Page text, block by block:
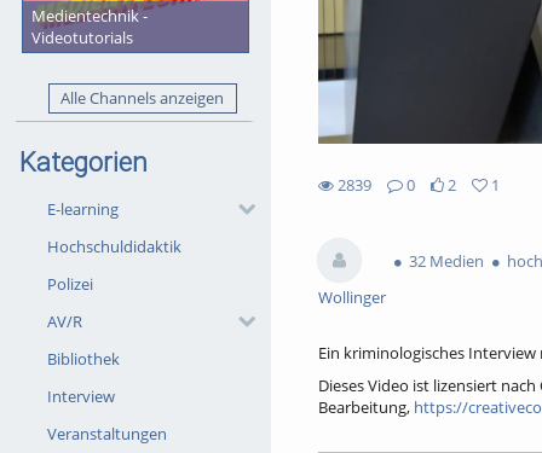
Medientechnik -
Videotutorials
Alle Channels anzeigen
Kategorien
E-learning
Hochschuldidaktik
Polizei
AV/R
Bibliothek
Interview
Veranstaltungen
2839
0
2
1
Wollinger
32 Medien
Ein kriminologisches
Dieses Video ist lizensiert
Bearbeitung, https://
Die Namensnennung bitte wie